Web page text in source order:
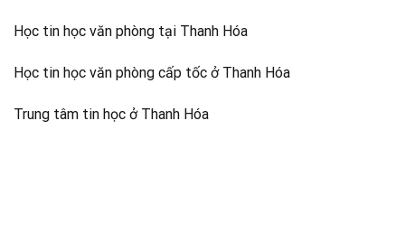
Học tin học văn phòng tại Thanh Hóa
Học tin học văn phòng cấp tốc ở Thanh Hóa
Trung tâm tin học ở Thanh Hóa